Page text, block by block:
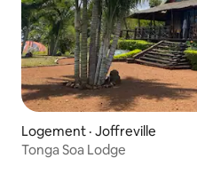
Logement · Joffreville
Tonga Soa Lodge